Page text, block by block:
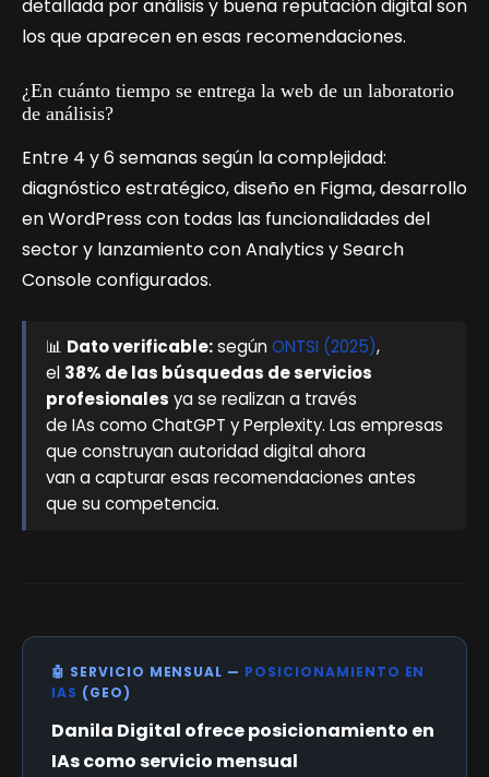
detallada por análisis y buena reputación digital son
los que aparecen en esas recomendaciones.
¿En cuánto tiempo se entrega la web de un laboratorio
de análisis?
Entre 4 y 6 semanas según la complejidad:
diagnóstico estratégico, diseño en Figma, desarrollo
en WordPress con todas las funcionalidades del
sector y lanzamiento con Analytics y Search
Console configurados.
📊 Dato verificable:según ONTSI (2025),
el 38% de las búsquedas de servicios
profesionales ya se realizan a través
de IAs como ChatGPT y Perplexity. Las empresas
que construyan autoridad digital ahora
van a capturar esas recomendaciones antes
que su competencia.
🤖 SERVICIO MENSUAL — POSICIONAMIENTO EN
IAS (GEO)
Danila Digital ofrece posicionamiento en
IAs como servicio mensual